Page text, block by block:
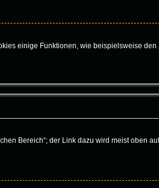
einige Funktionen, wie beispielsweise den
Bereich“; der Link dazu wird meist oben